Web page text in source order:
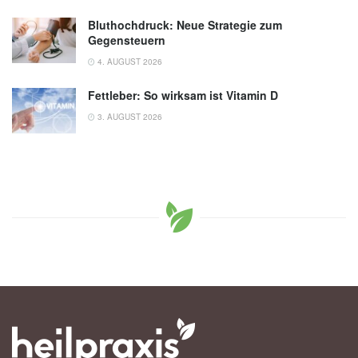
Bluthochdruck: Neue Strategie zum
Gegensteuern
4. AUGUST 2026
Fettleber: So wirksam ist Vitamin D
3. AUGUST 2026